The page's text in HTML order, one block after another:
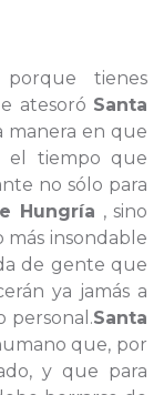
tienes
atesoró Santa
manera en que
el tiempo que
no sólo para
Hungría , sino
insondable
de gente que
ya jamás a
personal.Santa
que, por
y que para